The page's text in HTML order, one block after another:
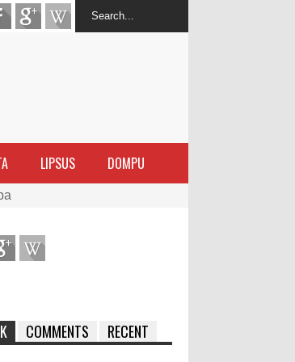
LIPSUS DOMPU
Kota Bima
COMMENTS RECENT